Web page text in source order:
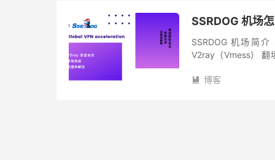
SSRDOG 机场
SSRDOG 机场简
V2ray（Vmess） 翻
 博客